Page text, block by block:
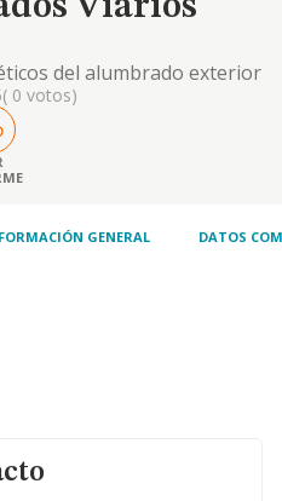
Viarios
del alumbrado exterior
de lalin
( 0 votos)
GENERAL DATOS